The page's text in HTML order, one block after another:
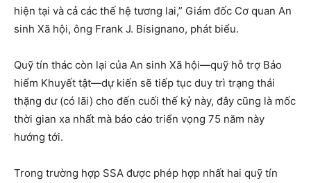
hiện tại và cả các thế hệ tương lai,” Giám đốc Cơ quan An
sinh Xã hội, ông Frank J. Bisignano, phát biểu.
Quỹ tín thác còn lại của An sinh Xã hội—quỹ hỗ trợ Bảo
hiểm Khuyết tật—dự kiến sẽ tiếp tục duy trì trạng thái
thặng dư (có lãi) cho đến cuối thế kỷ này, đây cũng là mốc
thời gian xa nhất mà báo cáo triển vọng 75 năm này
hướng tới.
Trong trường hợp SSA được phép hợp nhất hai quỹ tín